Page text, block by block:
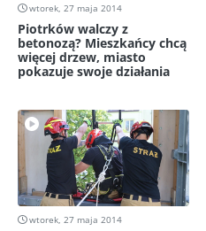
wtorek, 27 maja 2014
Piotrków walczy z
betonozą? Mieszkańcy chcą
więcej drzew, miasto
pokazuje swoje działania
wtorek, 27 maja 2014